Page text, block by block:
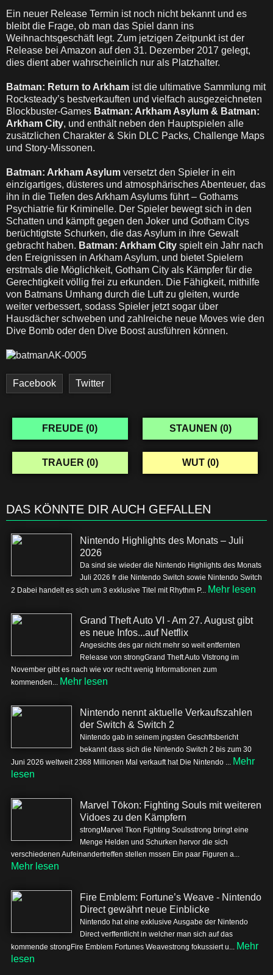
Ein neuer Release Termin ist noch nicht bekannt und es
bleibt die Frage, ob man das Spiel dann ins
Weihnachtsgeschäft legt. Zum jetzigen Zeitpunkt ist der
Release bei Amazon auf den 31. Dezember 2017 gelegt,
dies dient aber wahrscheinlich nur als Platzhalter.
Batman: Return to Arkham ist die ultimative Sammlung mit
Rocksteady’s bestverkauften und vielfach ausgezeichneten
Blockbuster-Games Batman: Arkham Asylum & Batman:
Arkham City, und enthält neben den Hauptspielen alle
zusätzlichen Charakter & Skin DLC Packs, Challenge Maps
und Story-Missonen.
Batman: Arkham Asylum versetzt den Spieler in ein
einzigartiges, düsteres und atmosphärisches Abenteuer, das
ihn in die Tiefen des Arkham Asylums führt – Gothams
Psychiatrie für Kriminelle. Der Spieler bewegt sich in den
Schatten und kämpft gegen den Joker und Gotham Citys
berüchtigtste Schurken, die das Asylum in ihre Gewalt
gebracht haben. Batman: Arkham City spielt ein Jahr nach
den Ereignissen in Arkham Asylum, und bietet Spielern
erstmals die Möglichkeit, Gotham City als Kämpfer für die
Gerechtigkeit völlig frei zu erkunden. Die Fähigkeit, mithilfe
von Batmans Umhang durch die Luft zu gleiten, wurde
weiter verbessert, sodass Spieler jetzt sogar über
Hausdächer schweben und zahlreiche neue Moves wie den
Dive Bomb oder den Dive Boost ausführen können.
Facebook Twitter
FREUDE (0) STAUNEN (0)
TRAUER (0) WUT (0)
DAS KÖNNTE DIR AUCH GEFALLEN
Nintendo Highlights des Monats – Juli
2026
Da sind sie wieder die Nintendo Highlights des Monats
Juli 2026 fr die Nintendo Switch sowie Nintendo Switch
2 Dabei handelt es sich um 3 exklusive Titel mit Rhythm P... Mehr lesen
Grand Theft Auto VI - Am 27. August gibt
es neue Infos...auf Netflix
Angesichts des gar nicht mehr so weit entfernten
Release von strongGrand Theft Auto VIstrong im
November gibt es nach wie vor recht wenig Informationen zum
kommenden... Mehr lesen
Nintendo nennt aktuelle Verkaufszahlen
der Switch & Switch 2
Nintendo gab in seinem jngsten Geschftsbericht
bekannt dass sich die Nintendo Switch 2 bis zum 30
Juni 2026 weltweit 2368 Millionen Mal verkauft hat Die Nintendo ... Mehr
lesen
Marvel Tōkon: Fighting Souls mit weiteren
Vidoes zu den Kämpfern
strongMarvel Tkon Fighting Soulsstrong bringt eine
Menge Helden und Schurken hervor die sich
verschiedenen Aufeinandertreffen stellen mssen Ein paar Figuren a...
Mehr lesen
Fire Emblem: Fortune’s Weave - Nintendo
Direct gewährt neue Einblicke
Nintendo hat eine exklusive Ausgabe der Nintendo
Direct verffentlicht in welcher man sich auf das
kommende strongFire Emblem Fortunes Weavestrong fokussiert u... Mehr
lesen